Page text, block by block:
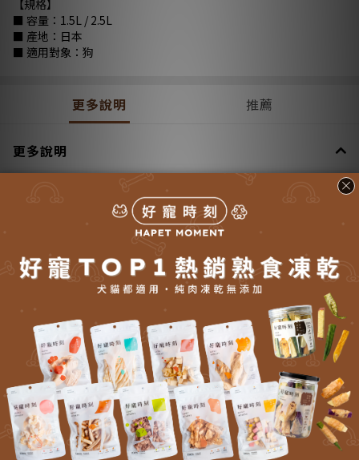
【規格】
■ 容量：1.5L / 2.5L
■ 產地：日本
■ 適用對象：狗
更多說明 推薦
更多說明
送貨方式 (5)
付款方式 (8)